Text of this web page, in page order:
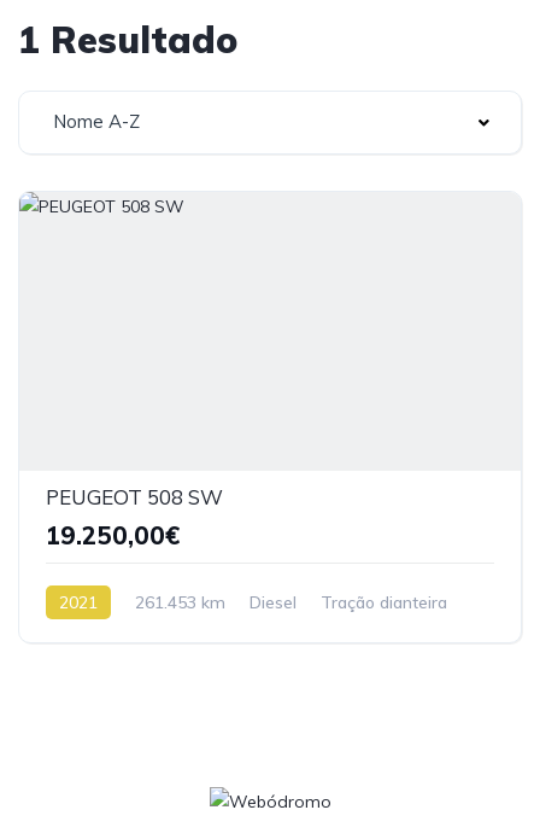
1 Resultado
Nome A-Z
PEUGEOT 508 SW
19.250,00€
2021 261.453 km Diesel Tração dianteira